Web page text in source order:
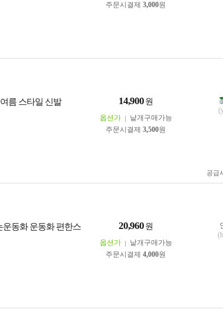
주문시결제 3,000원
름 스타일 신발 14,900 원
옵션가
낱개구매가능
주문시결제 3,500원
공급
동화 운동화 편한스
20,960 원
옵션가
낱개구매가능
주문시결제 4,000원